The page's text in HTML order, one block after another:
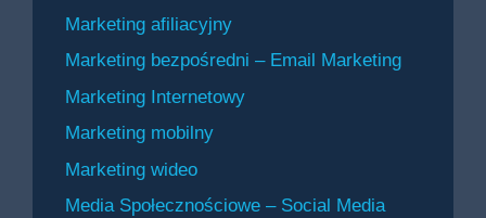
Marketing afiliacyjny
Marketing bezpośredni – Email Marketing
Marketing Internetowy
Marketing mobilny
Marketing wideo
Media Społecznościowe – Social Media